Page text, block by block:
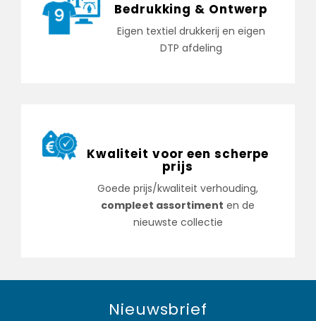
Bedrukking & Ontwerp
Eigen textiel drukkerij en eigen
DTP afdeling
Kwaliteit voor een scherpe
prijs
Goede prijs/kwaliteit verhouding,
compleet assortiment en de
nieuwste collectie
Nieuwsbrief